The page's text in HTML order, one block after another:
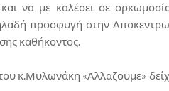
να με καλέσει σε
προσφυγή στην
καθήκοντος.
κ.Μυλωνάκη «Αλλαζουμε»